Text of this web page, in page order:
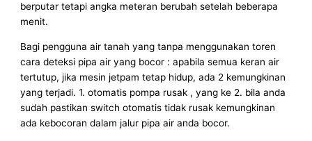
berputar tetapi angka meteran berubah setelah beberapa
menit.
Bagi pengguna air tanah yang tanpa menggunakan toren
cara deteksi pipa air yang bocor : apabila semua keran air
tertutup, jika mesin jetpam tetap hidup, ada 2 kemungkinan
yang terjadi. 1. otomatis pompa rusak , yang ke 2. bila anda
sudah pastikan switch otomatis tidak rusak kemungkinan
ada kebocoran dalam jalur pipa air anda bocor.